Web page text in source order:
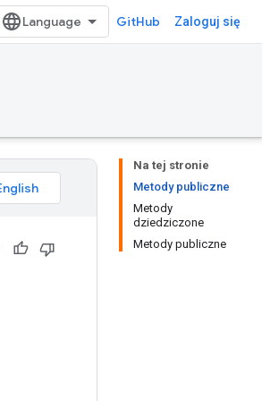
GitHub Zaloguj się
Na tej stronie
Metody publiczne
Metody
dziedziczone
Metody publiczne